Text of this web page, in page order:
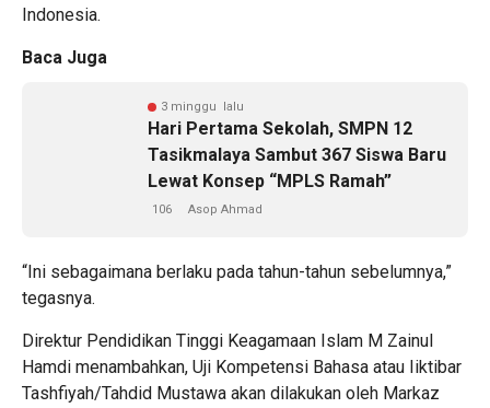
Indonesia.
Baca Juga
3 minggu lalu
Hari Pertama Sekolah, SMPN 12
Tasikmalaya Sambut 367 Siswa Baru
Lewat Konsep “MPLS Ramah”
106 Asop Ahmad
“Ini sebagaimana berlaku pada tahun-tahun sebelumnya,”
tegasnya.
Direktur Pendidikan Tinggi Keagamaan Islam M Zainul
Hamdi menambahkan, Uji Kompetensi Bahasa atau Iiktibar
Tashfiyah/Tahdid Mustawa akan dilakukan oleh Markaz